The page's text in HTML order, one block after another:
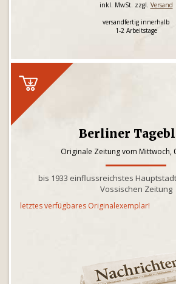
inkl. MwSt. zzgl. Versand
versandfertig innerhalb
1-2 Arbeitstage
Berliner
Originale Zeitung vom Mittwoch,
bis 1933 einflussreichstes
Vossischen Zeitung
letztes verfügbares Originalexemplar!